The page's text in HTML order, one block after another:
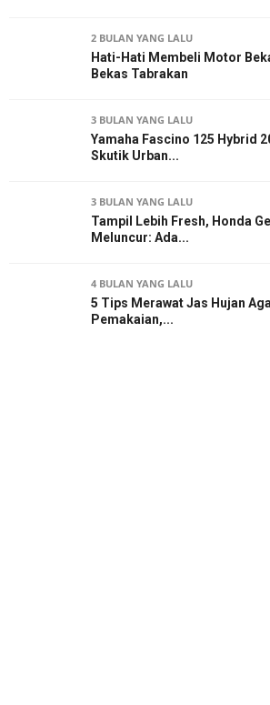
2 BULAN YANG LALU
Hati-Hati Membeli Motor
Bekas Tabrakan
3 BULAN YANG LALU
Yamaha Fascino 125 Hybrid
Skutik Urban...
3 BULAN YANG LALU
Tampil Lebih Fresh, Honda
Meluncur: Ada...
4 BULAN YANG LALU
5 Tips Merawat Jas Hujan
Pemakaian,...